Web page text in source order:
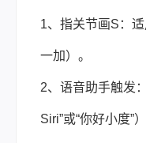
1、指关节画S：
一加）。
2、语音助手触发
Siri”或“你好小度”